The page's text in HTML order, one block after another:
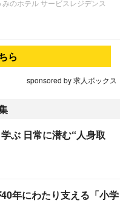
のホテル サービスレジデンス
ら
sponsored by 求人ボックス
ぶ 日常に潜む“人身取
年にわたり支える「小学